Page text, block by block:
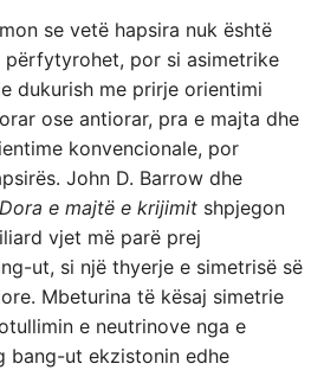
se vetë hapsira nuk është
përfytyrohet, por si asimetrike
dukurish me prirje orientimi
ose antiorar, pra e majta dhe
konvencionale, por
John D. Barrow dhe
Dora e majtë e krijimit shpjegon
vjet më parë prej
ut, si një thyerje e simetrisë së
Mbeturina të kësaj simetrie
e neutrinove nga e
bang-ut ekzistonin edhe